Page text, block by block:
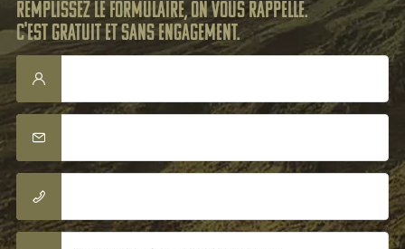
Remplissez le formulaire, on vous rappelle.
C'est gratuit et sans engagement.